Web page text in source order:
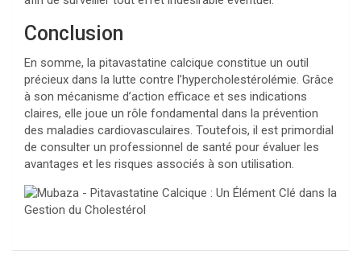
Conclusion
En somme, la pitavastatine calcique constitue un outil
précieux dans la lutte contre l’hypercholestérolémie. Grâce
à son mécanisme d’action efficace et ses indications
claires, elle joue un rôle fondamental dans la prévention
des maladies cardiovasculaires. Toutefois, il est primordial
de consulter un professionnel de santé pour évaluer les
avantages et les risques associés à son utilisation.